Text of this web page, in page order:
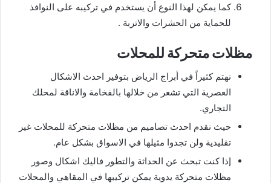
كما يمكن لهذا النوع أن يستخدم في تركيبه على النوافذ
للحماية من الحشرات والاتربة .
مظلات متحركة للمحلات
نهتم كثيراً في أبراج الرياض بتوفير احدث الاشكال
العصرية التي تشعر من خلالها بالفخامة والاناقة لمحلك
التجاري.
حيث نقدم احدث تصاميم من مظلات متحركة للمحلات غير
تقليدية ولن تجدوا مثيلها في الاسواق بشكل عام.
إذا كنت تبحث عن الحداثة والتطور فاليك اشكال وصور
مظلات متحركة يدوية يمكن تركيبها في المقاهي والمحلات